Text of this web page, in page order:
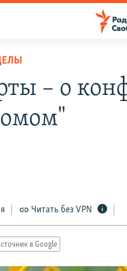
– о
Читать без VPN
в Google